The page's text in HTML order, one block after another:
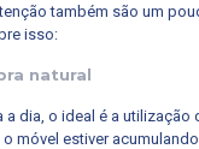
também são um
isso:
natural
a dia, o ideal é a utilização
o móvel estiver